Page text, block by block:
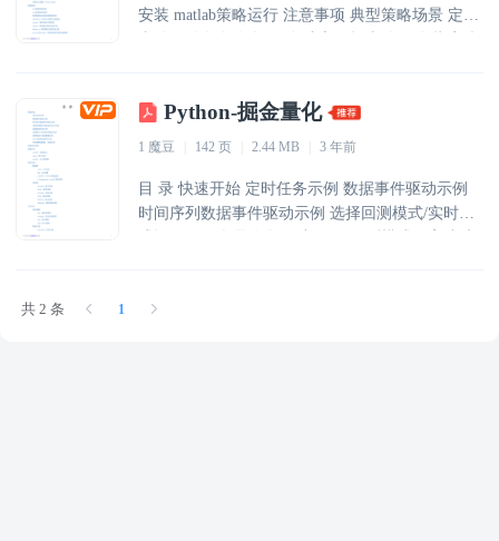
安装 matlab策略运行 注意事项 典型策略场景 定时
编写m文件-main.m 策略运行文件—run.m 策略结
构要素 全局变量 初始化事件 设置滑窗标的序列 定
交易事件驱动 其他事件驱动 存
Python-掘金量化
1 魔豆 142 页 2.44 MB 3 年前
目 录 快速开始 定时任务示例 数据事件驱动示例
时间序列数据事件驱动示例 选择回测模式/实时模
架构 变量约定 symbol - 代码标识 mode - 模式选择
共 2 条 1